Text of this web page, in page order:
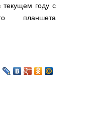
году с
планшета